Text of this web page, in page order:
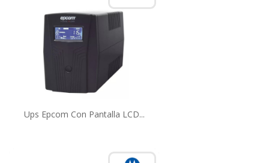
Ups Epcom Con Pantalla LCD...